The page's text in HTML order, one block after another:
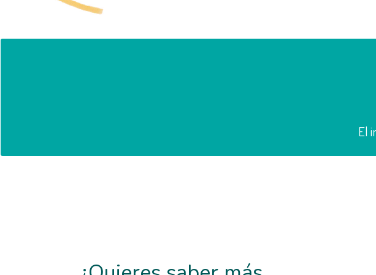
El
Todo esto aliñado con la constante innovación.